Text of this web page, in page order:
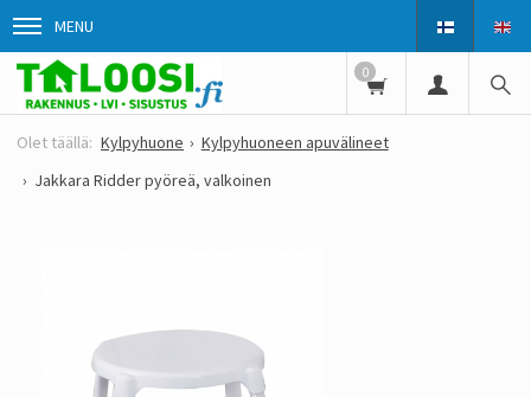
MENU
0
Kylpyhuone
Kylpyhuoneen apuvälineet
Jakkara Ridder pyöreä, valkoinen